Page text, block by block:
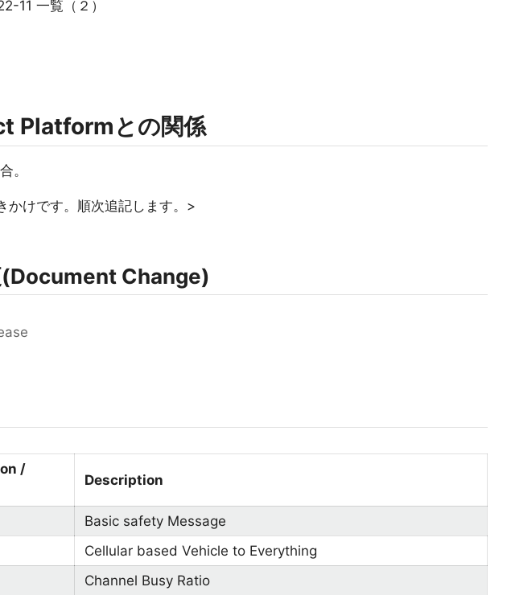
11 一覧（２）
Platformとの関係
合。
かけです。順次追記します。>
(Document Change)
/
Description
Basic safety Message
Cellular based Vehicle to Everything
Channel Busy Ratio